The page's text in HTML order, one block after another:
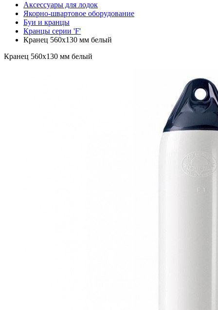
Аксессуары для лодок
Якорно-швартовое оборудование
Буи и кранцы
Кранцы серии 'F'
Кранец 560х130 мм белый
Кранец 560х130 мм белый